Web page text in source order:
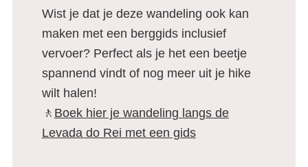
Wist je dat je deze wandeling ook kan
maken met een berggids inclusief
vervoer? Perfect als je het een beetje
spannend vindt of nog meer uit je hike
wilt halen!
🚶 Boek hier je wandeling langs de
Levada do Rei met een gids